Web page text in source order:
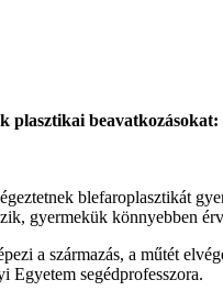
blefaroplasztikát
gyermekük könnyebben
a származás, a műtét
Egyetem segédprofesszora.